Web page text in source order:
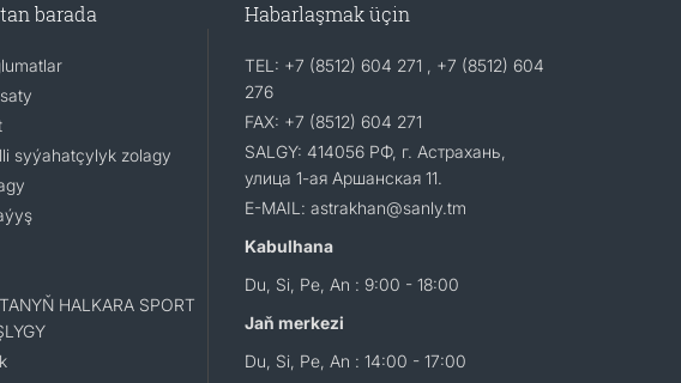
barada
syýahatçylyk zolagy
HALKARA SPORT
Habarlaşmak üçin
TEL: +7 (8512) 604 271 , +7 (8512) 604
276
FAX: +7 (8512) 604 271
SALGY: 414056 РФ, г. Астрахань,
улица 1-ая Аршанская 11.
E-MAIL: astrakhan@sanly.tm
Kabulhana
Du, Si, Pe, An : 9:00 - 18:00
Jaň merkezi
Du, Si, Pe, An : 14:00 - 17:00